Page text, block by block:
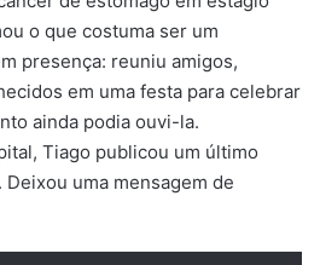
o que costuma ser um
presença: reuniu amigos,
em uma festa para celebrar
ainda podia ouvi-la.
Tiago publicou um último
uma mensagem de